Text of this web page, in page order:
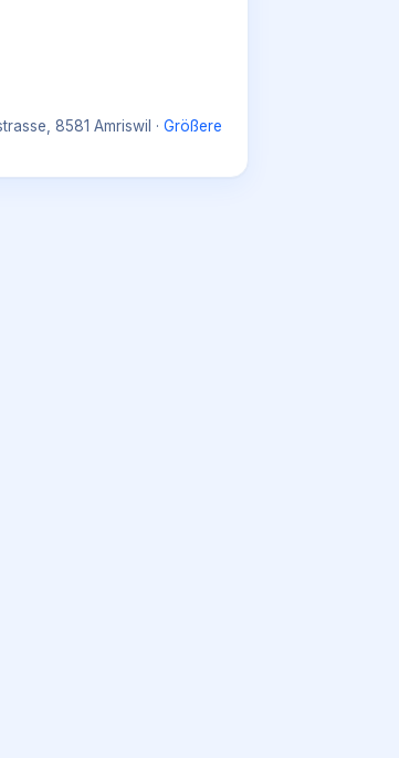
8581 Amriswil · Größere